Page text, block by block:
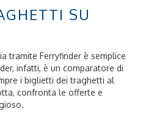
SU
tramite Ferryfinder è semplice
infatti, è un comparatore di
i biglietti dei traghetti al
confronta le offerte e